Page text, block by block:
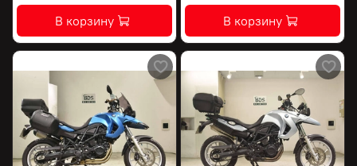
В корзину В корзину